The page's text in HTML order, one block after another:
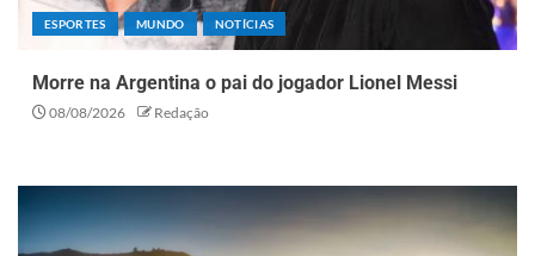
ESPORTES MUNDO NOTÍCIAS
Morre na Argentina o pai do jogador Lionel Messi
08/08/2026 Redação